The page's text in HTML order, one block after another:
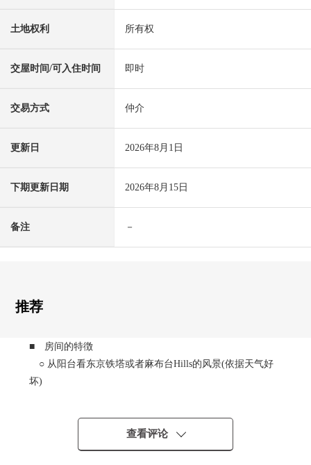
土地权利 所有权
交屋时间/可入住时间 即时
交易方式 仲介
更新日 2026年8月1日
下期更新日期 2026年8月15日
备注 －
推荐
■ 房间的特徴
○ 从阳台看东京铁塔或者麻布台Hills的风景(依据天气好
坏)
○ 容易把70.12平米、家具的配置换成的整形的2LDK
○ 瞭望客厅的柜台厨房
○ 包括WIC、SIC在内在各居室、走廊收纳有
查看评论